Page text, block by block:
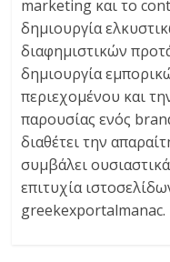
marketing και το
δημιουργία
διαφημιστικών
δημιουργία
περιεχομένου και
παρουσίας ενός
διαθέτει την
συμβάλει
επιτυχία
greekexportalmanac.